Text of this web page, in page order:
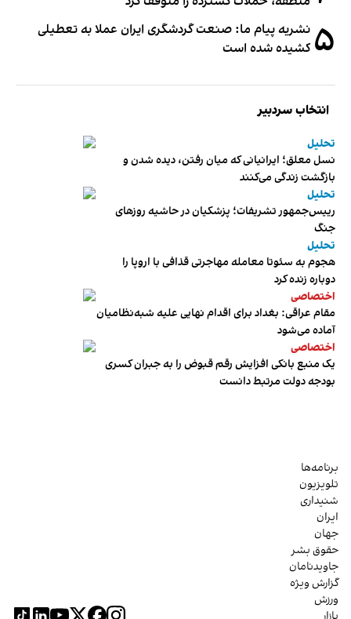
۵ نشریه پیام ما: صنعت گردشگری ایران عملا به تعطیلی
کشیده شده است
انتخاب سردبیر
تحلیل
نسل معلق؛ ایرانیانی که میان رفتن، دیده شدن و
بازگشت زندگی می‌کنند
تحلیل
رییس‌جمهور تشریفات؛ پزشکیان در حاشیه روزهای
جنگ
تحلیل
هجوم به سئوتا معامله مهاجرتی قذافی با اروپا را
دوباره زنده کرد
اختصاصی
مقام عراقی: بغداد برای اقدام نهایی علیه شبه‌نظامیان
آماده می‌شود
اختصاصی
یک منبع بانکی افزایش رقم قبوض را به جبران کسری
بودجه دولت مرتبط دانست
برنامه‌ها
تلویزیون
شنیداری
ایران
جهان
حقوق بشر
جاویدنامان
گزارش ویژه
ورزش